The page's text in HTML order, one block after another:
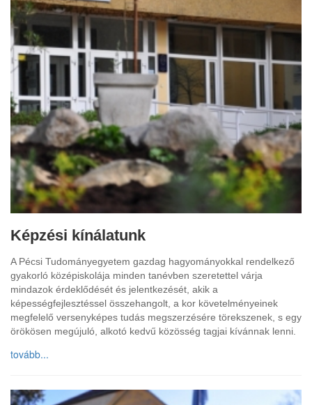
Képzési kínálatunk
A Pécsi Tudományegyetem gazdag hagyományokkal rendelkező
gyakorló középiskolája minden tanévben szeretettel várja
mindazok érdeklődését és jelentkezését, akik a
képességfejlesztéssel összehangolt, a kor követelményeinek
megfelelő versenyképes tudás megszerzésére törekszenek, s egy
örökösen megújuló, alkotó kedvű közösség tagjai kívánnak lenni.
tovább...